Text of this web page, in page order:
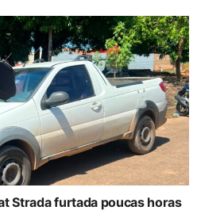
Strada furtada poucas horas